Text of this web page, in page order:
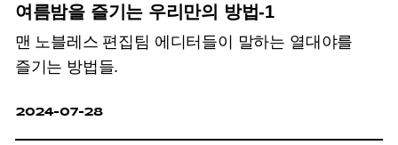
여름밤을 즐기는 우리만의 방법-1
맨 노블레스 편집팀 에디터들이 말하는 열대야를
즐기는 방법들.
2024-07-28